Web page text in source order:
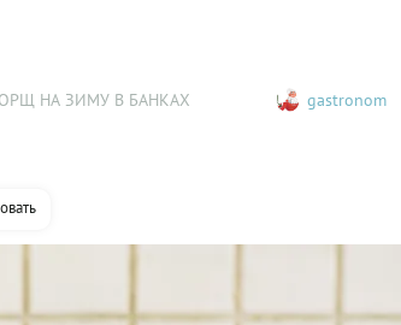
НА ЗИМУ В БАНКАХ gastronom